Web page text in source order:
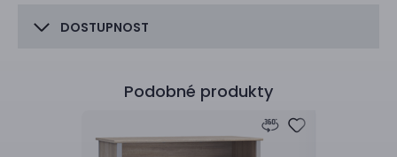
DOSTUPNOST
Podobné produkty